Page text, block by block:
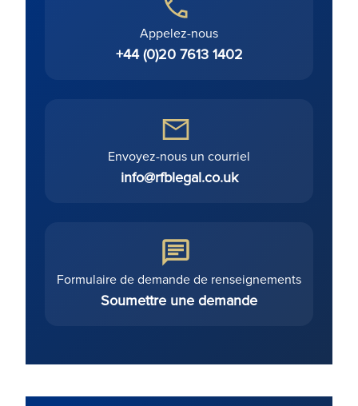
Appelez-nous
+44 (0)20 7613 1402
Envoyez-nous un courriel
info@rfblegal.co.uk
Formulaire de demande de renseignements
Soumettre une demande